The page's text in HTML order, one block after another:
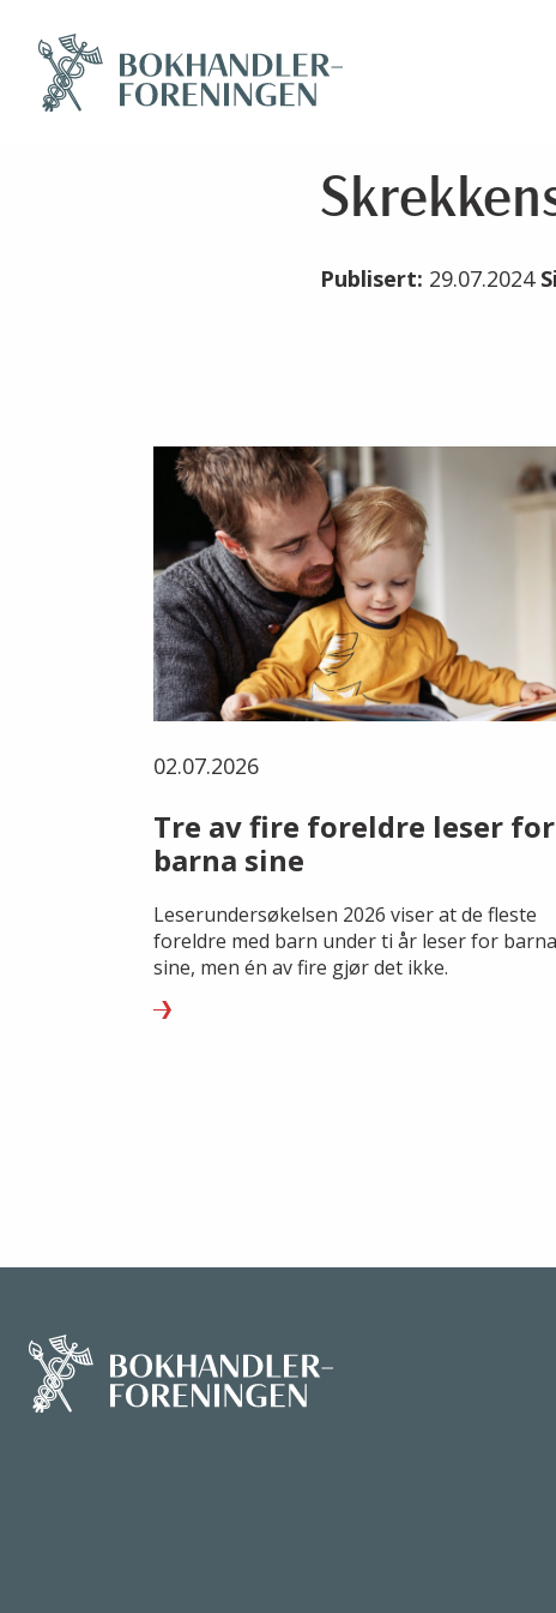
Publisert: 29.07.2024
02.07.2026
Tre av fire foreldre leser for
barna sine
Leserundersøkelsen 2026 viser at de fleste
foreldre med barn under ti år leser for barna
sine, men én av fire gjør det ikke.